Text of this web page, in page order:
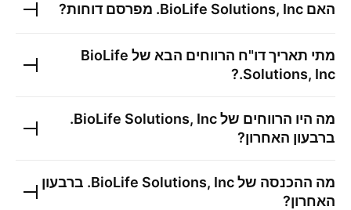
האם BioLife Solutions, Inc. מפרסם דוחות?
מתי תאריך דו"ח הרווחים הבא של BioLife
Solutions, Inc.
?
מה היו הרווחים שלBioLife Solutions, Inc.
ברבעון האחרון?
מה ההכנסה שלBioLife Solutions, Inc. ברבעון
האחרון?